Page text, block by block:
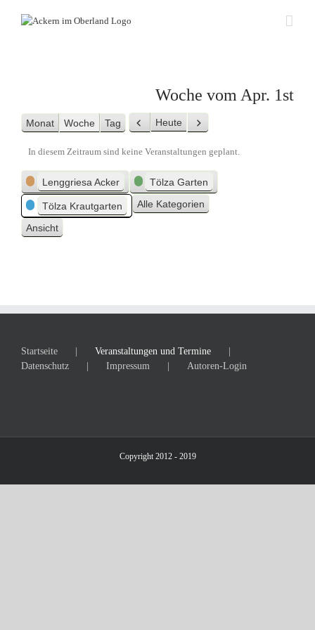
Woche vom Apr. 1st
Monat Woche Tag Zurück
Heute Weiter
In diesem Zeitraum sind keine Veranstaltungen geplant.
Kategorien
Lenggriesa Acker Tölza Garten
Tölza Krautgarten Alle Kategorien
Ansicht
Startseite
Veranstaltungen und Termine
Datenschutz
Impressum Autoren-Login
Copyright 2012 - 2019